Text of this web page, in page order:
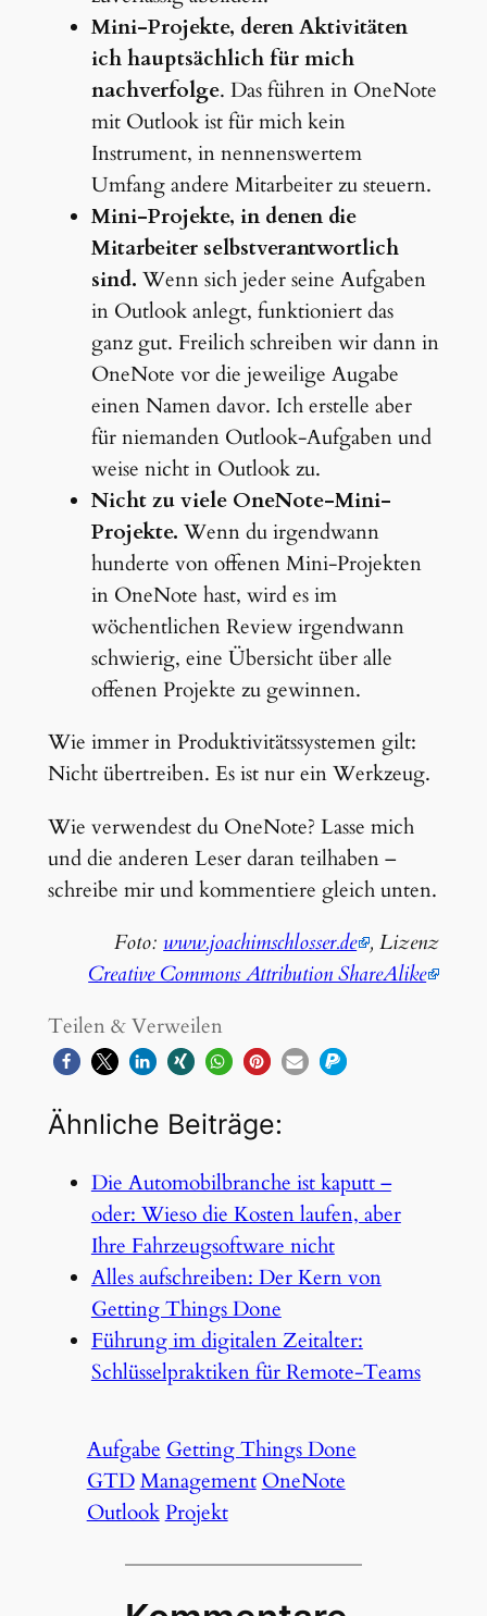
Mini-Projekte, deren Aktivitäten
ich hauptsächlich für mich
nachverfolge. Das führen in OneNote
mit Outlook ist für mich kein
Instrument, in nennenswertem
Umfang andere Mitarbeiter zu steuern.
Mini-Projekte, in denen die
Mitarbeiter selbstverantwortlich
sind. Wenn sich jeder seine Aufgaben
in Outlook anlegt, funktioniert das
ganz gut. Freilich schreiben wir dann in
OneNote vor die jeweilige Augabe
einen Namen davor. Ich erstelle aber
für niemanden Outlook-Aufgaben und
weise nicht in Outlook zu.
Nicht zu viele OneNote-Mini-
Projekte. Wenn du irgendwann
hunderte von offenen Mini-Projekten
in OneNote hast, wird es im
wöchentlichen Review irgendwann
schwierig, eine Übersicht über alle
offenen Projekte zu gewinnen.
Wie immer in Produktivitätssystemen gilt:
Nicht übertreiben. Es ist nur ein Werkzeug.
Wie verwendest du OneNote? Lasse mich
und die anderen Leser daran teilhaben –
schreibe mir und kommentiere gleich unten.
Foto: www.joachimschlosser.de , Lizenz
Creative Commons Attribution ShareAlike
Teilen & Verweilen
Ähnliche Beiträge:
Die Automobilbranche ist kaputt –
oder: Wieso die Kosten laufen, aber
Ihre Fahrzeugsoftware nicht
Alles aufschreiben: Der Kern von
Getting Things Done
Führung im digitalen Zeitalter:
Schlüsselpraktiken für Remote-Teams
Aufgabe Getting Things Done
GTD Management OneNote
Outlook Projekt